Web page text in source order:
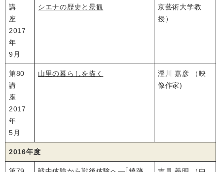
講
座
2017
年
9月
シエナの歴史と景観
京藝術大学教
授）
第80
講
座
2017
年
5月
山里の暮らしを描く
澄川 嘉彦 （映
像作家)
2016年度